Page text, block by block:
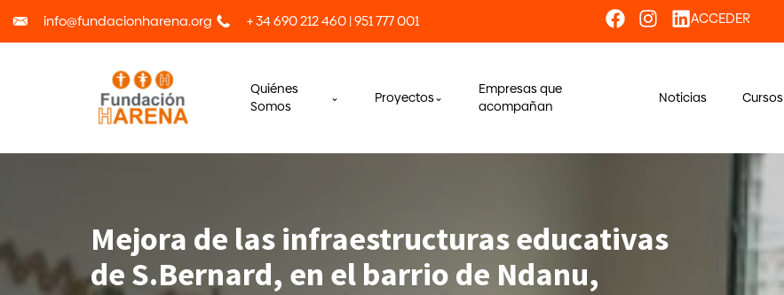
info@fundacionharena.org + 34 690 212 460 | 951 777 001 ACCEDER
Quiénes
Somos
Proyectos
Empresas que
acompañan
Noticias Cursos
Mejora de las infraestructuras educativas
de S.Bernard, en el barrio de Ndanu,